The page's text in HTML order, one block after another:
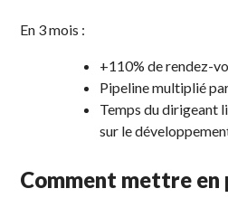
En 3 mois :
+110% de rendez-
Pipeline multiplié
Temps du dirigeant
sur le
Comment mettre en